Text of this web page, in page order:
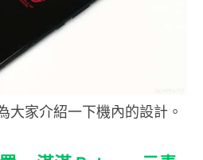
家介紹一下機內的設計。